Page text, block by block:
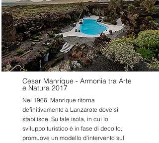
Cesar Manrique - Armonia tra Arte
e Natura 2017
Nel 1966, Manrique ritorna
definitivamente a Lanzarote dove si
stabilisce. Su tale isola, in cui lo
sviluppo turistico è in fase di decollo,
promuove un modello d'intervento sul